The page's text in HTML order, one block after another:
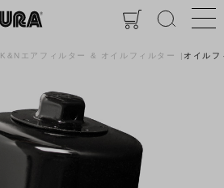
K&Nエアフィルター & オイルフィルター オイルフ